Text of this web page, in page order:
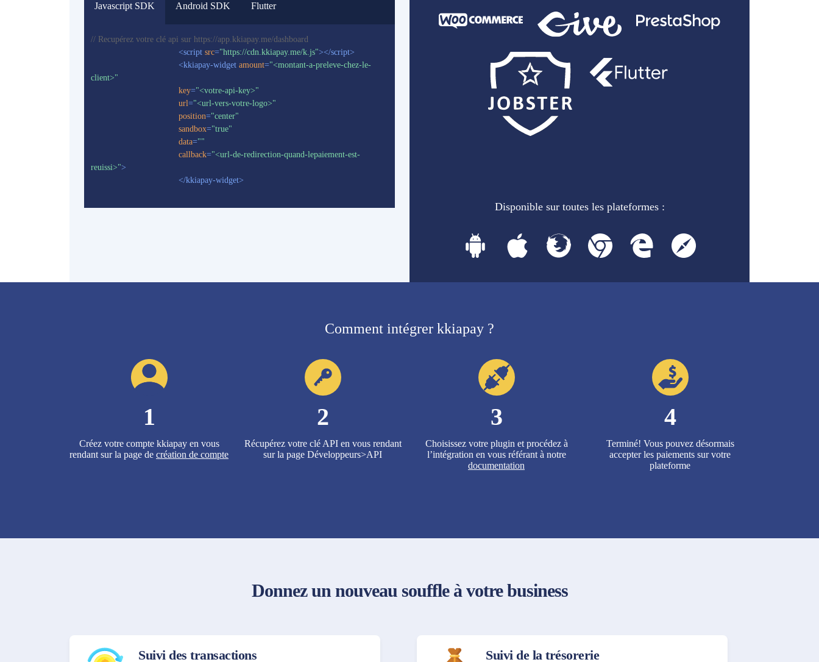
Javascript SDK Android SDK Flutter
// Recupérez votre clé api sur https://app.kkiapay.me/dashboard
<script src="https://cdn.kkiapay.me/k.js"></script>
<kkiapay-widget amount="<montant-a-preleve-chez-le-
client>"
key="<votre-api-key>"
url="<url-vers-votre-logo>"
position="center"
sandbox="true"
data=""
callback="<url-de-redirection-quand-lepaiement-est-
reuissi>">
</kkiapay-widget>
Disponible sur toutes les plateformes :
Comment intégrer kkiapay ?
1
Créez votre compte kkiapay en vous
rendant sur la page de création de compte
2
Récupérez votre clé API en vous rendant
sur la page Développeurs>API
3
Choisissez votre plugin et procédez à
l’intégration en vous référant à notre
documentation
4
Terminé! Vous pouvez désormais
accepter les paiements sur votre
plateforme
Donnez un nouveau souffle à votre business
Suivi des transactions Suivi de la trésorerie